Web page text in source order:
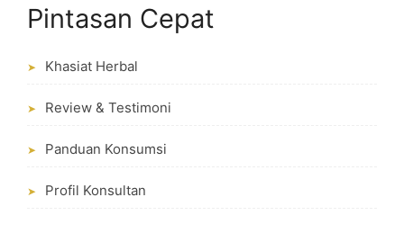
Pintasan Cepat
➤ Khasiat Herbal
➤ Review & Testimoni
➤ Panduan Konsumsi
➤ Profil Konsultan